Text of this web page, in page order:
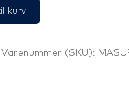
kurv
Varenummer (SKU):